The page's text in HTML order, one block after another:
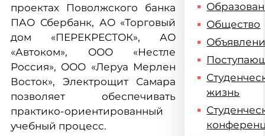
проектах Поволжского банка
ПАО Сбербанк, АО «Торговый
дом «ПЕРЕКРЕСТОК», АО
«Автоком», ООО «Нестле
Россия», ООО «Леруа Мерлен
Восток», Электрощит Самара
позволяет обеспечивать
практико-ориентированный
учебный процесс.
Общество
жизнь